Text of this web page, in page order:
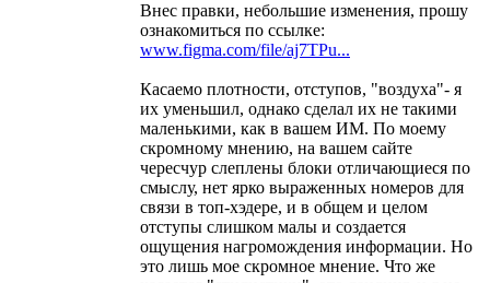
Внес правки, небольшие изменения, прошу
ознакомиться по ссылке:
www.figma.com/file/aj7TPu...
Касаемо плотности, отступов, "воздуха"- я
их уменьшил, однако сделал их не такими
маленькими, как в вашем ИМ. По моему
скромному мнению, на вашем сайте
чересчур слеплены блоки отличающиеся по
смыслу, нет ярко выраженных номеров для
связи в топ-хэдере, и в общем и целом
отступы слишком малы и создается
ощущения нагромождения информации. Но
это лишь мое скромное мнение. Что же